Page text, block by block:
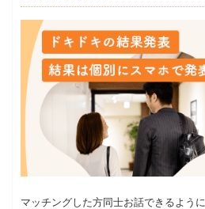
マッチングした方同士お話できるように